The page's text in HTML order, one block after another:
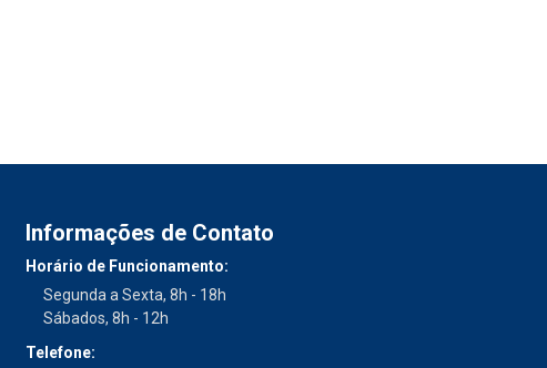
Informações de Contato
Horário de Funcionamento:
Segunda a Sexta, 8h - 18h
Sábados, 8h - 12h
Telefone: